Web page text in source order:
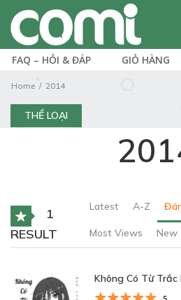
FAQ – HỎI & ĐÁP GIỎ HÀNG
Home 2014
THỂ LOẠI
1
RESULT
Latest A-Z
Most Views New
Không Có Từ